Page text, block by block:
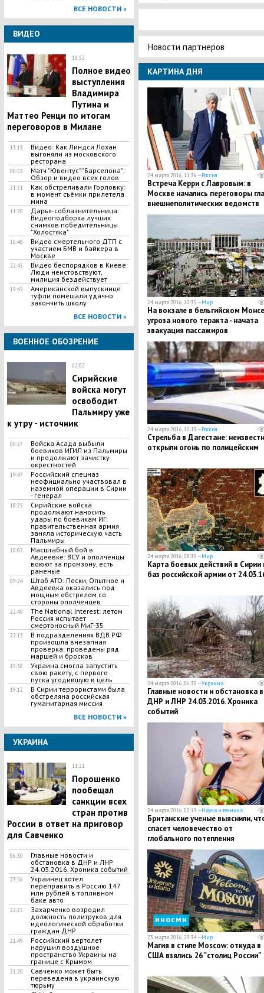
ВСЕ НОВОСТИ »
ВИДЕО
16:52
Полное видео
выступления
Владимира
Путина и
Маттео Ренци по итогам
переговоров в Милане
13:13
Видео: Как Линдси Лохан
выгоняли из московского
ресторана
00:53
Матч "Ювентус"-"Барселона":
Обзор и видео всех голов
21:51
Как обстреливали Горловку:
в момент съёмки прилетела
мина
11:20
Дарья-соблазнительница:
Видеоподборка лучших
снимков победительницы
"Холостяка"
16:48
Видео смертельного ДТП с
участием БМВ и байкера в
Москве
22:45
Видео беспорядков в Киеве:
Люди неистовствуют,
милиция бездействует
19:42
Американской выпускнице
туфли помешали удачно
закончить школу
ВСЕ НОВОСТИ »
ВОЕННОЕ ОБОЗРЕНИЕ
02:02
Сирийские
войска могут
освободит
Пальмиру уже
к утру - источник
00:27
Войска Асада выбыли
боевиков ИГИЛ из Пальмиры
и продолжают зачистку
окрестностей
19:47
Российский спецназ
неофициально участвовал в
наземной операции в Сирии
- генерал
18:25
Сирийские войска
продолжают наносить
удары по боевикам ИГ:
правительственная армия
заняла историческую часть
Пальмиры
10:02
Масштабный бой в
Авдеевке: ВСУ и ополченцы
воюют за промзону, есть
раненые
09:24
Штаб АТО: Пески, Опытное и
Авдеевка оказались под
мощным обстрелом со
стороны ополченцев
22:40
The National Interest: летом
Россия испытает
смертоносный МиГ-35
22:13
В подразделениях ВДВ РФ
произошла внезапная
проверка: проведены ряд
маршей и бросков
19:38
Украина смогла запустить
свою ракету, с первого
пуска угодившую в цель
19:12
В Сирии террористами была
обстреляна российская
гуманитарная миссия
ВСЕ НОВОСТИ »
УКРАИНА
11:21
Порошенко
пообещал
санкции всех
стран против
России в ответ на приговор
для Савченко
06:30
Главные новости и
обстановка в ДНР и ЛНР
24.03.2016. Хроника событий
23:56
Украинец хотел
переправить в Россию 147
млн рублей в топливном
баке авто
22:25
Захарченко возродил
должность политруков для
идеологической обработки
граждан ДНР
21:49
Российский вертолет
нарушил воздушное
пространство Украины на
границе с Крымом
21:20
Савченко может быть
переведена в украинскую
тюрьму
Новости партнеров
КАРТИНА ДНЯ
24 марта 2016, 11:36 —Россия
Встреча Керри с Лавровым: в
Москве начались переговоры
внешнеполитических ведомств
24 марта 2016, 10:35 —Мир
На вокзале в бельгийском Монсе
угроза нового теракта - начата
эвакуация пассажиров
24 марта 2016, 10:19 —Россия
Стрельба в Дагестане:
открыли огонь по полицейским
24 марта 2016, 08:30 —Мир
Карта боевых действий в Сирии
баз российской армии от
24 марта 2016, 06:30 —Украина
Главные новости и обстановка в
ДНР и ЛНР 24.03.2016. Хроника
событий
24 марта 2016, 00:19 —Наука и техника
Британские ученые выяснили,
спасет человечество от
глобального потепления
иносми
23 марта 2016, 23:34 —Мир
Магия в стиле Moscow: откуда в
США взялись 26 "столиц России"